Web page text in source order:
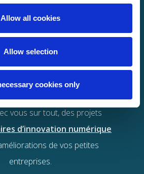
Allow all cookies
Allow selection
cookies only
vous sur tout, des projets
d’innovation numérique
de vos petites
entreprises.